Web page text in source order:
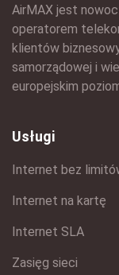
AirMAX jest
operatorem
klientów
samorządowej i
europejskim
Usługi
Internet bez
Internet na kartę
Internet SLA
Zasięg sieci